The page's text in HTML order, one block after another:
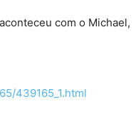
com o Michael,
439165_1.html